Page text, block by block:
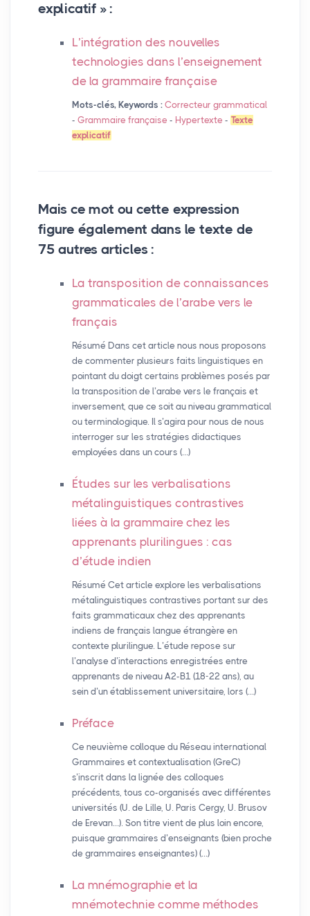
explicatif » :
L’intégration des nouvelles
technologies dans l’enseignement
de la grammaire française
Mots-clés, Keywords : Correcteur grammatical
- Grammaire française - Hypertexte - Texte
explicatif
Mais ce mot ou cette expression
figure également dans le texte de
75 autres articles :
La transposition de connaissances
grammaticales de l’arabe vers le
français
Résumé Dans cet article nous nous proposons
de commenter plusieurs faits linguistiques en
pointant du doigt certains problèmes posés par
la transposition de l’arabe vers le français et
inversement, que ce soit au niveau grammatical
ou terminologique. Il s’agira pour nous de nous
interroger sur les stratégies didactiques
employées dans un cours (…)
Études sur les verbalisations
métalinguistiques contrastives
liées à la grammaire chez les
apprenants plurilingues : cas
d’étude indien
Résumé Cet article explore les verbalisations
métalinguistiques contrastives portant sur des
faits grammaticaux chez des apprenants
indiens de français langue étrangère en
contexte plurilingue. L’étude repose sur
l’analyse d’interactions enregistrées entre
apprenants de niveau A2-B1 (18-22 ans), au
sein d’un établissement universitaire, lors (…)
Préface
Ce neuvième colloque du Réseau international
Grammaires et contextualisation (GreC)
s’inscrit dans la lignée des colloques
précédents, tous co-organisés avec différentes
universités (U. de Lille, U. Paris Cergy, U. Brusov
de Erevan…). Son titre vient de plus loin encore,
puisque grammaires d’enseignants (bien proche
de grammaires enseignantes) (…)
La mnémographie et la
mnémotechnie comme méthodes